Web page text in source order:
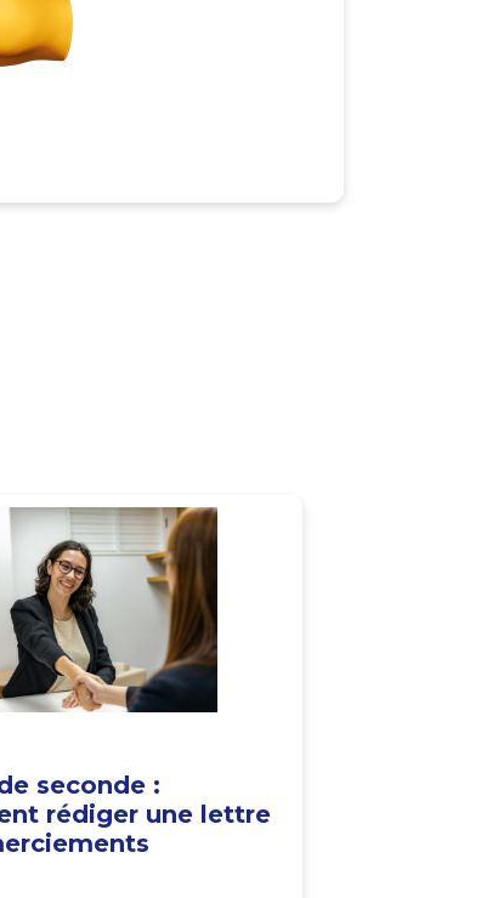
seconde :
rédiger une lettre